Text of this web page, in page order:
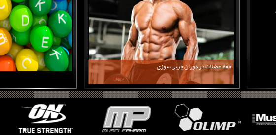
حفظ عضلات در دوران چربی سوزی